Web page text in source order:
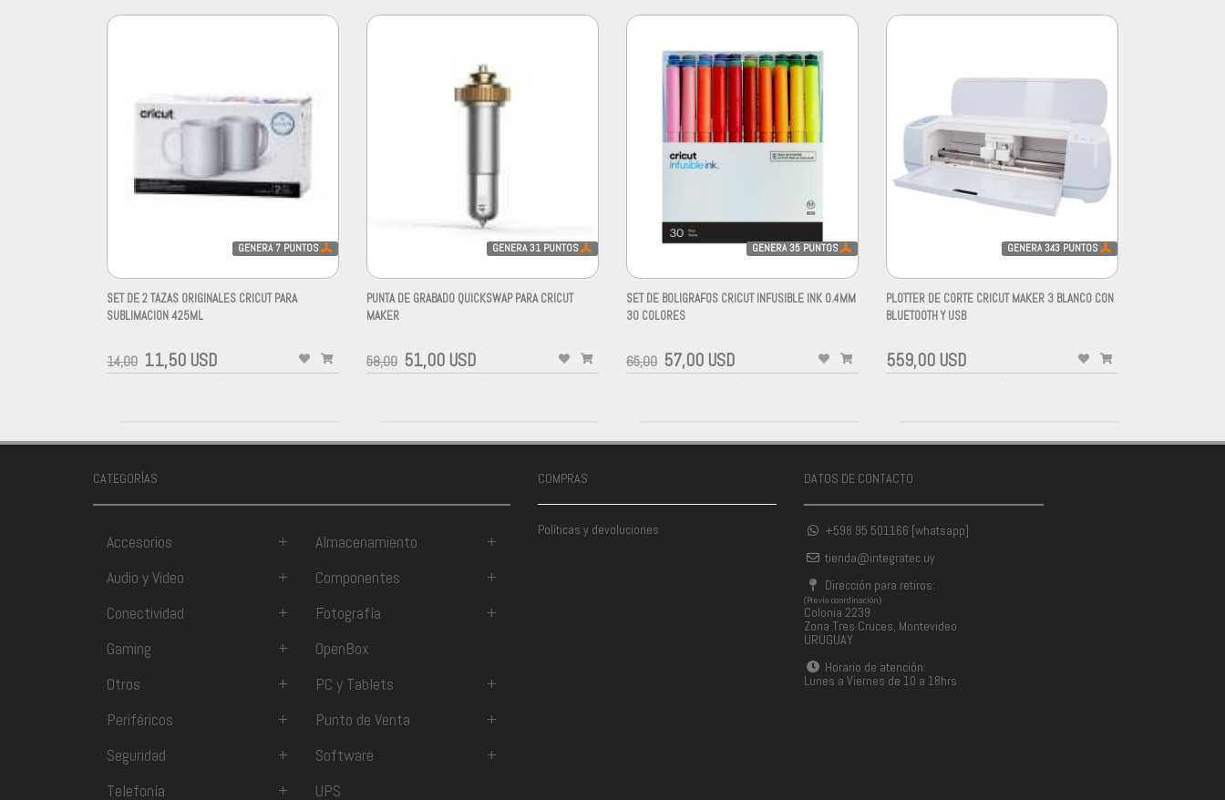
GENERA 7 PUNTOS
SET DE 2 TAZAS ORIGINALES CRICUT PARA
SUBLIMACION 425ML
14,00 11,50 USD
GENERA31 PUNTOS
PUNTA DE GRABADO QUICKSWAP PARA CRICUT
MAKER
58,00 51,00 USD
GENERA35 PUNTOS
SET DE BOLIGRAFOS CRICUT INFUSIBLE INK 0.4MM
30 COLORES
65,00 57,00 USD
GENERA343 PUNTOS
PLOTTER DE CORTE CRICUT MAKER 3 BLANCO CON
BLUETOOTH Y USB
559,00 USD
CATEGORÍAS
Accesorios + Almacenamiento
+
Audio y Video
+ Componentes
+
Conectividad
+ Fotografía
+
Gaming
+
OpenBox
Otros
+ PC y Tablets
+
Periféricos
+ Punto de Venta
+
Seguridad
+ Software
+
Telefonía
+ UPS
COMPRAS
Políticas y devoluciones
DATOS DE CONTACTO
+598 95 501166 [whatsapp]
tienda@integratec.uy
Dirección para retiros:
(Previa coordinación)
Colonia 2239
Zona Tres Cruces, Montevideo
URUGUAY
Horario de atención:
Lunes a Viernes de 10 a 18hrs